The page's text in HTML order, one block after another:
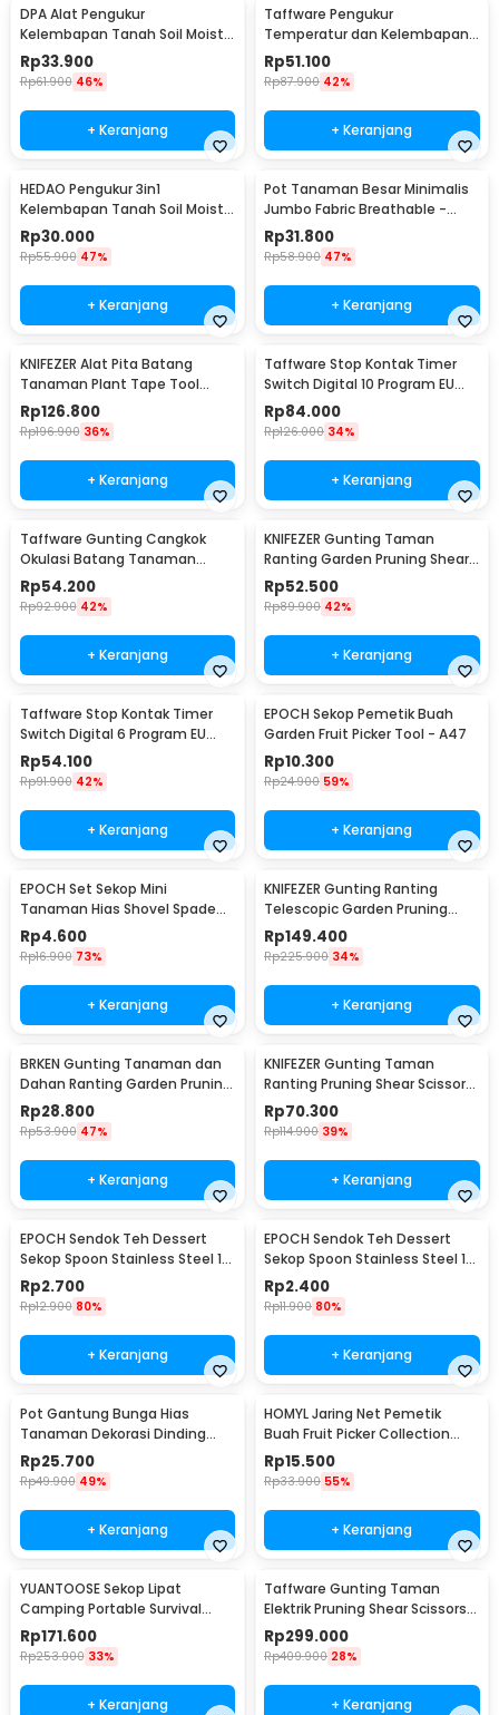
DPA Alat Pengukur
Kelembapan Tanah Soil Moist
PH Detector Analyzer - DPA301
Rp33.900
Rp61.900 46%
+ Keranjang
Taffware Pengukur
Temperatur dan Kelembapan
Tanah Soil PH - TPH01803
Rp51.100
Rp87.900 42%
+ Keranjang
HEDAO Pengukur 3in1
Kelembapan Tanah Soil Moist
pH Analyzer - TL00378
Rp30.000
Rp55.900 47%
+ Keranjang
Pot Tanaman Besar Minimalis
Jumbo Fabric Breathable -
DFT24
Rp31.800
Rp58.900 47%
+ Keranjang
KNIFEZER Alat Pita Batang
Tanaman Plant Tape Tool
Tapener Machine - VK20
Rp126.800
Rp196.900 36%
+ Keranjang
Taffware Stop Kontak Timer
Switch Digital 10 Program EU
Plug 16A 230V - KWE-TM02-EU
Rp84.000
Rp126.000 34%
+ Keranjang
Taffware Gunting Cangkok
Okulasi Batang Tanaman
Grafting Pruning Tool - 210
Rp54.200
Rp92.900 42%
+ Keranjang
KNIFEZER Gunting Taman
Ranting Garden Pruning Shear
Scissors - W238
Rp52.500
Rp89.900 42%
+ Keranjang
Taffware Stop Kontak Timer
Switch Digital 6 Program EU
Plug 16A 230V - W03
Rp54.100
Rp91.900 42%
+ Keranjang
EPOCH Sekop Pemetik Buah
Garden Fruit Picker Tool - A47
Rp10.300
Rp24.900 59%
+ Keranjang
EPOCH Set Sekop Mini
Tanaman Hias Shovel Spade
Gardening Tools 3 PCS -
LXY549
Rp4.600
Rp16.900 73%
+ Keranjang
KNIFEZER Gunting Ranting
Telescopic Garden Pruning
Shear Scissors - 2026
Rp149.400
Rp225.900 34%
+ Keranjang
BRKEN Gunting Tanaman dan
Dahan Ranting Garden Pruning
Shears Scissors - XH-Y
Rp28.800
Rp53.900 47%
+ Keranjang
KNIFEZER Gunting Taman
Ranting Pruning Shear Scissors
20mm - 1025
Rp70.300
Rp114.900 39%
+ Keranjang
EPOCH Sendok Teh Dessert
Sekop Spoon Stainless Steel 1
PCS Square - LXY550
Rp2.700
Rp12.900 80%
+ Keranjang
EPOCH Sendok Teh Dessert
Sekop Spoon Stainless Steel 1
PCS Round - LXY550
Rp2.400
Rp11.900 80%
+ Keranjang
Pot Gantung Bunga Hias
Tanaman Dekorasi Dinding
Vertical Garden 9 Slot - HY001-
GR-5
Rp25.700
Rp49.900 49%
+ Keranjang
HOMYL Jaring Net Pemetik
Buah Fruit Picker Collection
Head 14cm - HM16
Rp15.500
Rp33.900 55%
+ Keranjang
YUANTOOSE Sekop Lipat
Camping Portable Survival
Tactical Shovel 75cm - D14-10
Rp171.600
Rp253.900 33%
+ Keranjang
Taffware Gunting Taman
Elektrik Pruning Shear Scissors
48Vf 1500mAh - VIO48
Rp299.000
Rp409.900 28%
+ Keranjang